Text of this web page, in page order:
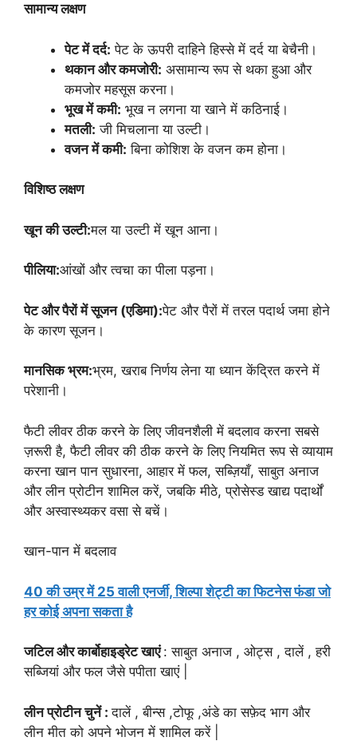
सामान्य लक्षण
पेट में दर्द: पेट के ऊपरी दाहिने हिस्से में दर्द या बेचैनी।
थकान और कमजोरी: असामान्य रूप से थका हुआ और
कमजोर महसूस करना।
भूख में कमी: भूख न लगना या खाने में कठिनाई।
मतली: जी मिचलाना या उल्टी।
वजन में कमी: बिना कोशिश के वजन कम होना।
विशिष्ठ लक्षण
खून की उल्टी:मल या उल्टी में खून आना।
पीलिया:आंखों और त्वचा का पीला पड़ना।
पेट और पैरों में सूजन (एडिमा):पेट और पैरों में तरल पदार्थ जमा होने
के कारण सूजन।
मानसिक भ्रम:भ्रम, खराब निर्णय लेना या ध्यान केंद्रित करने में
परेशानी।
फैटी लीवर ठीक करने के लिए जीवनशैली में बदलाव करना सबसे
ज़रूरी है, फैटी लीवर की ठीक करने के लिए नियमित रूप से व्यायाम
करना खान पान सुधारना, आहार में फल, सब्ज़ियाँ, साबुत अनाज
और लीन प्रोटीन शामिल करें, जबकि मीठे, प्रोसेस्ड खाद्य पदार्थों
और अस्वास्थ्यकर वसा से बचें।
खान-पान में बदलाव
40 की उम्र में 25 वाली एनर्जी, शिल्पा शेट्टी का फिटनेस फंडा जो
हर कोई अपना सकता है
जटिल और कार्बोहाइड्रेट खाएं: साबुत अनाज , ओट्स , दालें , हरी
सब्जियां और फल जैसे पपीता खाएं |
लीन प्रोटीन चुनें :दालें , बीन्स ,टोफू ,अंडे का सफ़ेद भाग और
लीन मीत को अपने भोजन में शामिल करें |